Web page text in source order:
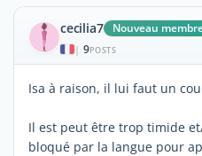
cecilia7 Nouveau
| 9POSTS
Isa à raison, il lui faut un
Il est peut être trop timide
bloqué par la langue pour